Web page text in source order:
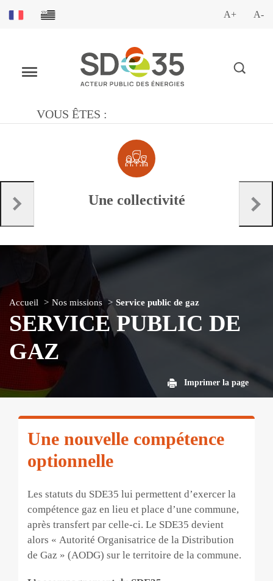
A+ A-
VOUS ÊTES :
Une collectivité
Accueil Nos missions Service public de gaz
SERVICE PUBLIC DE
GAZ
Imprimer la page
Une nouvelle compétence
optionnelle
Les statuts du SDE35 lui permettent d’exercer la
compétence gaz en lieu et place d’une commune,
après transfert par celle-ci. Le SDE35 devient
alors « Autorité Organisatrice de la Distribution
de Gaz » (AODG) sur le territoire de la commune.